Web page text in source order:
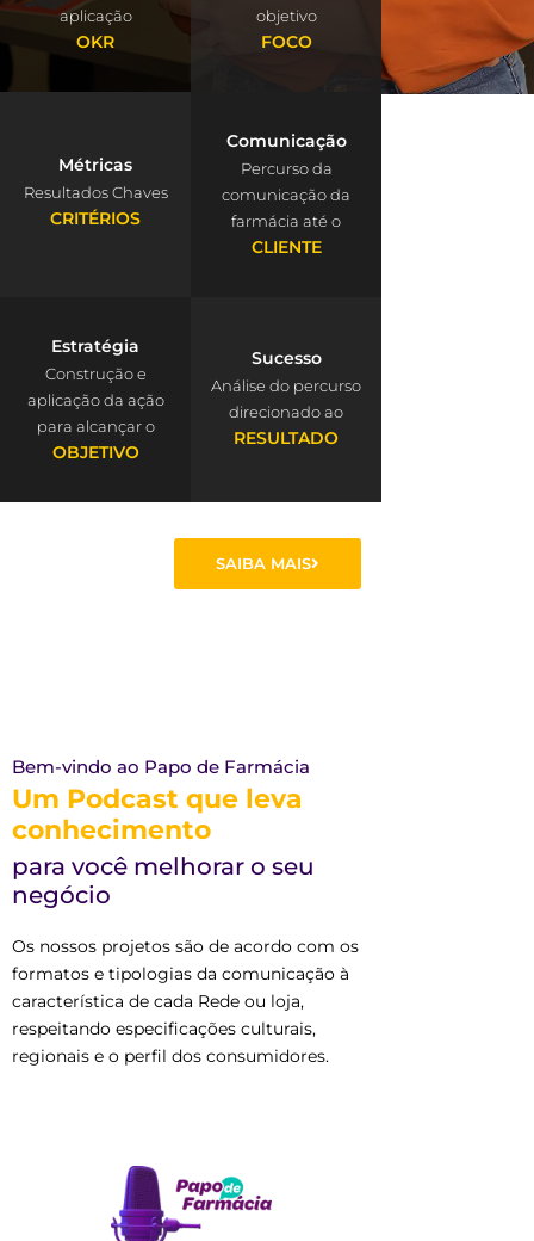
aplicação
OKR
objetivo
FOCO
Métricas
Resultados Chaves
CRITÉRIOS
Comunicação
Percurso da
comunicação da
farmácia até o
CLIENTE
Estratégia
Construção e
aplicação da ação
para alcançar o
OBJETIVO
Sucesso
Análise do percurso
direcionado ao
RESULTADO
SAIBA MAIS
Bem-vindo ao Papo de Farmácia
Um Podcast que leva
conhecimento
para você melhorar o seu
negócio
Os nossos projetos são de acordo com os
formatos e tipologias da comunicação à
característica de cada Rede ou loja,
respeitando especificações culturais,
regionais e o perfil dos consumidores.